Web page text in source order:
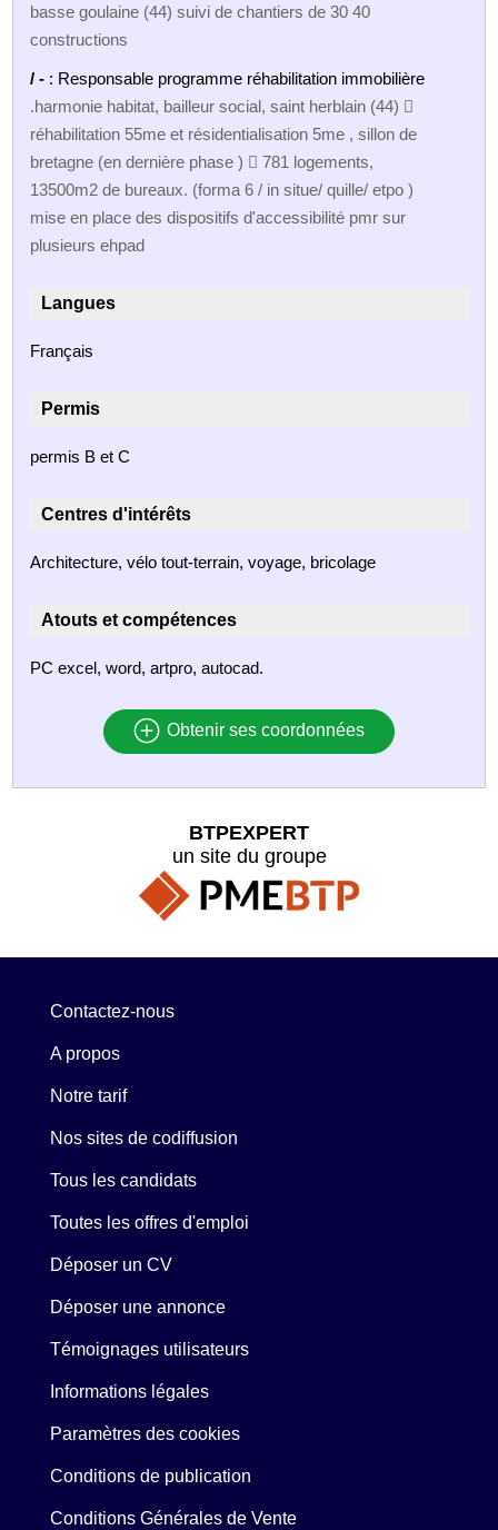
basse goulaine (44) suivi de chantiers de 30 40
constructions
/ - : Responsable programme réhabilitation immobilière
.harmonie habitat, bailleur social, saint herblain (44) 
réhabilitation 55me et résidentialisation 5me , sillon de
bretagne (en dernière phase )  781 logements,
13500m2 de bureaux. (forma 6 / in situe/ quille/ etpo )
mise en place des dispositifs d'accessibilité pmr sur
plusieurs ehpad
Langues
Français
Permis
permis B et C
Centres d'intérêts
Architecture, vélo tout-terrain, voyage, bricolage
Atouts et compétences
PC excel, word, artpro, autocad.
Obtenir ses coordonnées
BTPEXPERT
un site du groupe
Contactez-nous
A propos
Notre tarif
Nos sites de codiffusion
Tous les candidats
Toutes les offres d'emploi
Déposer un CV
Déposer une annonce
Témoignages utilisateurs
Informations légales
Paramètres des cookies
Conditions de publication
Conditions Générales de Vente